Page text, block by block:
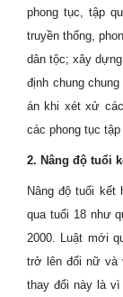
phong tục, tập
truyền thống,
dân tộc; xây
định chung
án khi xét xử
các phong tục tập
2. Nâng độ tuổi
Nâng độ tuổi kết
qua tuổi 18 như
2000. Luật mới
trở lên đối nữ và
thay đổi này là